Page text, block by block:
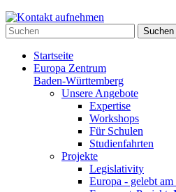
Suchen
Startseite
Europa Zentrum
Baden-Württemberg
Unsere Angebote
Expertise
Workshops
Für Schulen
Studienfahrten
Projekte
Legislativity
Europa - gelebt